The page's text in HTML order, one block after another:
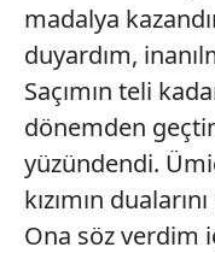
madalya
duyardım,
Saçımın teli
dönemden
yüzündendi.
kızımın
Ona söz verdim